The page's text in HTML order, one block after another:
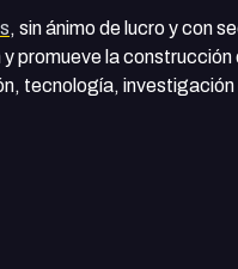
, sin ánimo de lucro y con
promueve la construcción
tecnología, investigación